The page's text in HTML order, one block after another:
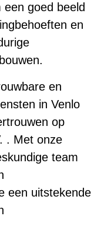
goed beeld
en
en
in Venlo
op
. Met onze
team
een uitstekende